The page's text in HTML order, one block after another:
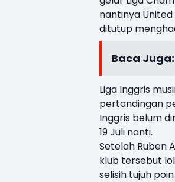
nantinya United
ditutup
Baca Juga:
Liga Inggris
pertandingan
Inggris belum
19 Juli nanti.
Setelah Ruben
klub tersebut
selisih tujuh